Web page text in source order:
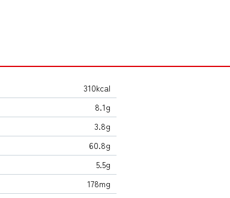
310kcal
8.1g
3.8g
60.8g
5.5g
178mg